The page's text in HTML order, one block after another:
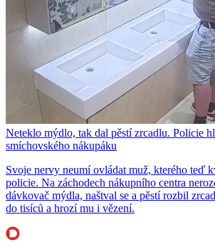
Neteklo mýdlo, tak dal pěstí zrcadlu. Policie
smíchovského nákupáku
Svoje nervy neumí ovládat muž, kterého teď
policie. Na záchodech nákupního centra
dávkovač mýdla, naštval se a pěstí rozbil
do tisíců a hrozí mu i vězení.